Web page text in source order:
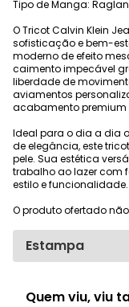
Tipo de Manga: Raglan
O Tricot Calvin Klein
sofisticação e bem-
moderno de efeito
caimento impecável
liberdade de
aviamentos
acabamento
Ideal para o dia a dia
de elegância, este
pele. Sua estética
trabalho ao lazer com
estilo e funcionalidade.
O produto ofertado
Estampa
Quem viu, viu